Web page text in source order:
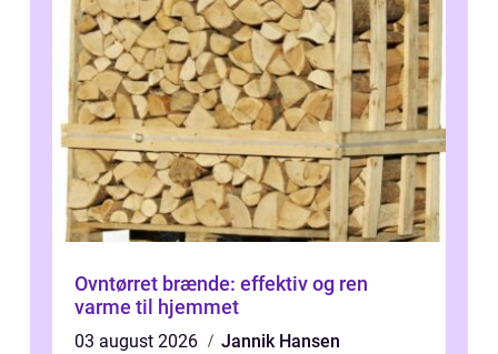
Ovntørret brænde: effektiv og ren
varme til hjemmet
03 august 2026
Jannik Hansen